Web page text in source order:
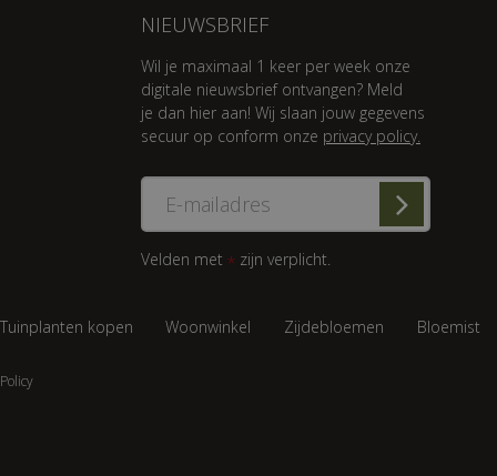
NIEUWSBRIEF
Wil je maximaal 1 keer per week onze
digitale nieuwsbrief ontvangen? Meld
je dan hier aan! Wij slaan jouw gegevens
secuur op conform onze privacy policy.
Velden met * zijn verplicht.
Tuinplanten kopen Woonwinkel Zijdebloemen Bloemist